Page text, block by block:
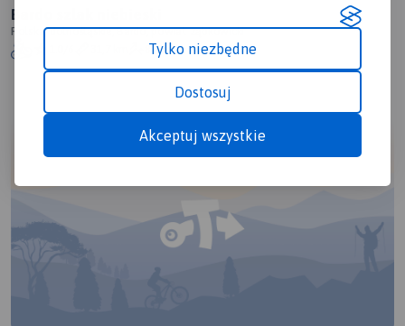
Tylko niezbędne
Dostosuj
Akceptuj wszystkie
Bardo szlak niebieski
Polska, dolnośląskie, Bardo, powiat ząbkowicki
815m